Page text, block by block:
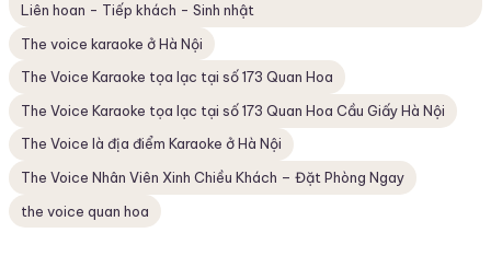
Liên hoan - Tiếp khách - Sinh nhật
The voice karaoke ở Hà Nội
The Voice Karaoke tọa lạc tại số 173 Quan Hoa
The Voice Karaoke tọa lạc tại số 173 Quan Hoa Cầu Giấy Hà Nội
The Voice là địa điểm Karaoke ở Hà Nội
The Voice Nhân Viên Xinh Chiều Khách – Đặt Phòng Ngay
the voice quan hoa